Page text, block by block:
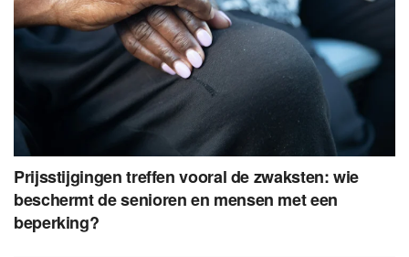
Prijsstijgingen treffen vooral de zwaksten: wie
beschermt de senioren en mensen met een
beperking?